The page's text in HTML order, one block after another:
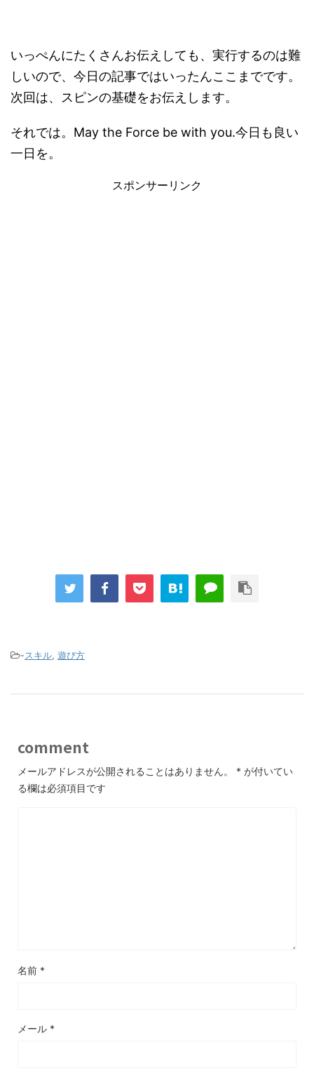
いっぺんにたくさんお伝えしても、実行するのは難
しいので、今日の記事ではいったんここまでです。
次回は、スピンの基礎をお伝えします。
それでは。May the Force be with you.今日も良い
一日を。
スポンサーリンク
-スキル, 遊び方
comment
メールアドレスが公開されることはありません。 * が付いてい
る欄は必須項目です
名前 *
メール *